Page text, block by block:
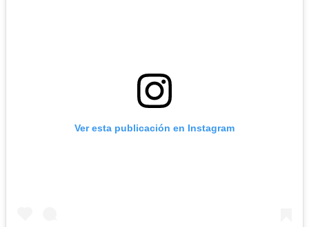
Ver esta publicación en Instagram